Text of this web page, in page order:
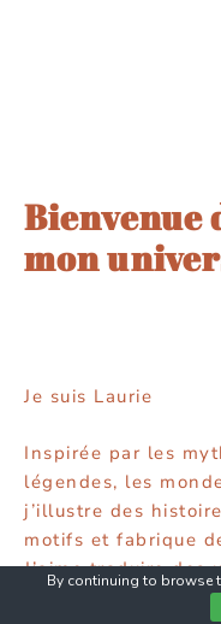
merveilleux s’invite
Je souhaite que
Article précédent
By continuing to browse